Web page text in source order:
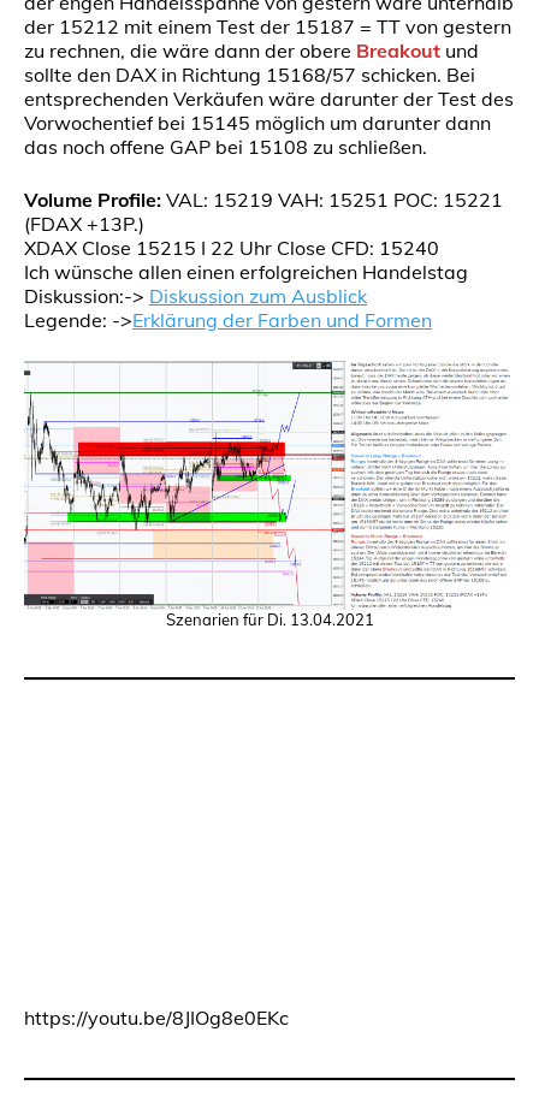
der 15212 mit einem Test der 15187 = TT von gestern
zu rechnen, die wäre dann der obere Breakout und
sollte den DAX in Richtung 15168/57 schicken. Bei
entsprechenden Verkäufen wäre darunter der Test des
Vorwochentief bei 15145 möglich um darunter dann
das noch offene GAP bei 15108 zu schließen.
Volume Profile: VAL: 15219 VAH: 15251 POC: 15221
(FDAX +13P.)
XDAX Close 15215 I 22 Uhr Close CFD: 15240
Ich wünsche allen einen erfolgreichen Handelstag
Diskussion:-> Diskussion zum Ausblick
Legende: ->Erklärung der Farben und Formen
Szenarien für Di. 13.04.2021
https://youtu.be/8JIOg8e0EKc